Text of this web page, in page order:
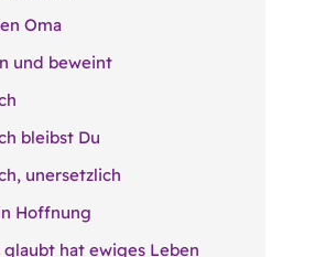
Oma
und beweint
bleibst Du
unersetzlich
Hoffnung
hat ewiges Leben